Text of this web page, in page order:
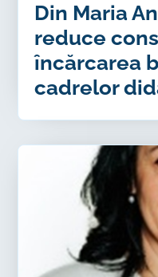
Din Maria
reduce
încărcarea
cadrelor